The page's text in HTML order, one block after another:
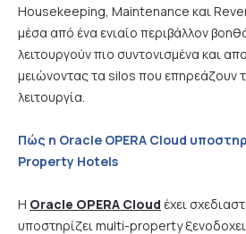
Housekeeping, Maintenance και
μέσα από ένα ενιαίο περιβάλλον
λειτουργούν πιο συντονισμένα και
μειώνοντας τα silos που επηρεάζουν
λειτουργία.
Πώς η Oracle OPERA Cloud
Property Hotels
Η Oracle OPERA Cloud έχει
υποστηρίζει multi-property